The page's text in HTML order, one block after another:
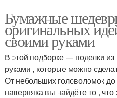
Бумажные
оригинальных
своими руками
В этой подборке — поделки
руками , которые можно
От небольших головоломок
наверняка вы найдёте то , что